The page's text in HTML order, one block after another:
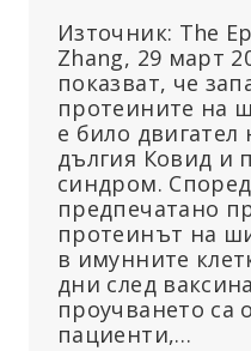
Източник: The
Zhang, 29 март
показват, че
протеините на
е било
дългия Ковид и
синдром.
предпечатано
протеинът на
в имунните
дни след
проучването са
пациенти,…